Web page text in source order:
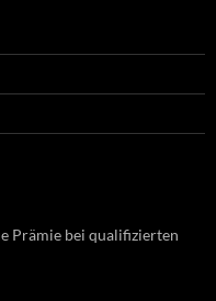
Prämie bei qualifizierten